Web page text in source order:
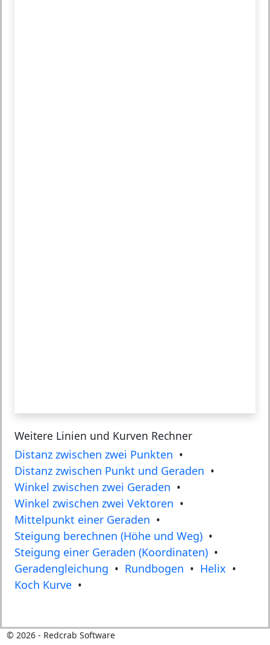
Weitere Linien und Kurven Rechner
Distanz zwischen zwei Punkten •
Distanz zwischen Punkt und Geraden •
Winkel zwischen zwei Geraden •
Winkel zwischen zwei Vektoren •
Mittelpunkt einer Geraden •
Steigung berechnen (Höhe und Weg) •
Steigung einer Geraden (Koordinaten) •
Geradengleichung • Rundbogen • Helix •
Koch Kurve •
© 2026- Redcrab Software